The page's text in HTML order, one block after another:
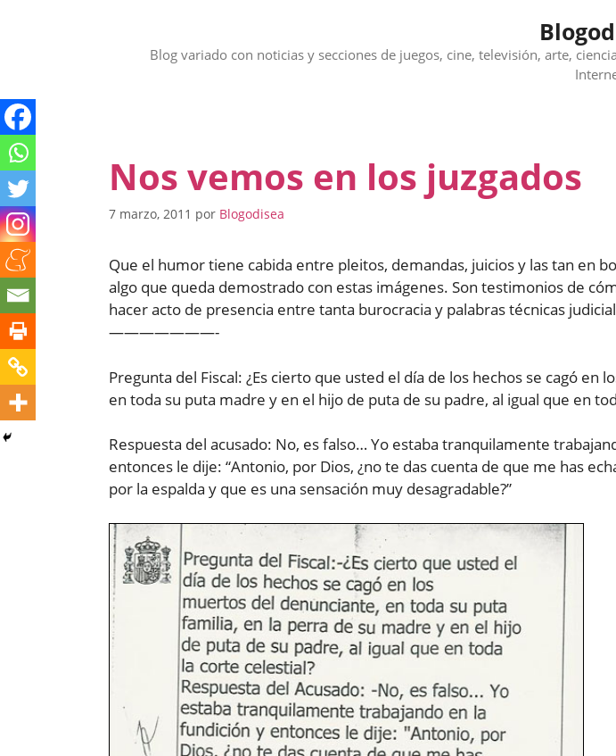
Blog variado con noticias y secciones de juegos, cine, televisión, arte,
Nos vemos en los juzgados
7 marzo, 2011 por Blogodisea
Que el humor tiene cabida entre pleitos, demandas, juicios y las tan en
algo que queda demostrado con estas imágenes. Son testimonios de
hacer acto de presencia entre tanta burocracia y palabras técnicas
———————-
Pregunta del Fiscal: ¿Es cierto que usted el día de los hechos se cagó en
en toda su puta madre y en el hijo de puta de su padre, al igual que en
Respuesta del acusado: No, es falso… Yo estaba tranquilamente
entonces le dije: “Antonio, por Dios, ¿no te das cuenta de que me has
por la espalda y que es una sensación muy desagradable?”